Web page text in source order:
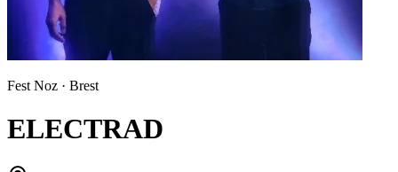
Fest Noz · Brest
ELECTRAD